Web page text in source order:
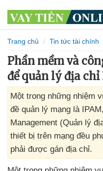
Trang chủ Tin tức tài chính
Phần mềm và
để quản lý địa chỉ
Một trong những nhiệm
đề quản lý mạng là
Management (Quản lý
thiết bị trên mạng đều
phải được gán địa chỉ.